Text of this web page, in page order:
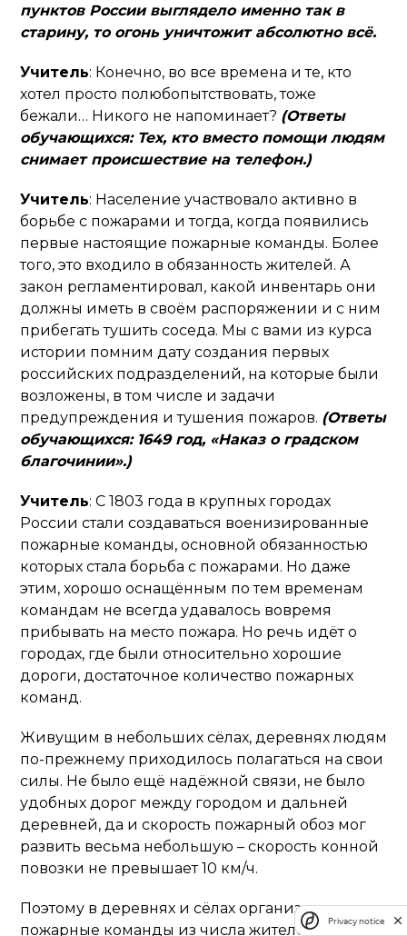
пунктов России выглядело именно так в
старину, то огонь уничтожит абсолютно всё.
Учитель: Конечно, во все времена и те, кто
хотел просто полюбопытствовать, тоже
бежали… Никого не напоминает? (Ответы
обучающихся: Тех, кто вместо помощи людям
снимает происшествие на телефон.)
Учитель: Население участвовало активно в
борьбе с пожарами и тогда, когда появились
первые настоящие пожарные команды. Более
того, это входило в обязанность жителей. А
закон регламентировал, какой инвентарь они
должны иметь в своём распоряжении и с ним
прибегать тушить соседа. Мы с вами из курса
истории помним дату создания первых
российских подразделений, на которые были
возложены, в том числе и задачи
предупреждения и тушения пожаров. (Ответы
обучающихся: 1649 год, «Наказ о градском
благочинии».)
Учитель: С 1803 года в крупных городах
России стали создаваться военизированные
пожарные команды, основной обязанностью
которых стала борьба с пожарами. Но даже
этим, хорошо оснащённым по тем временам
командам не всегда удавалось вовремя
прибывать на место пожара. Но речь идёт о
городах, где были относительно хорошие
дороги, достаточное количество пожарных
команд.
Живущим в небольших сёлах, деревнях людям
по-прежнему приходилось полагаться на свои
силы. Не было ещё надёжной связи, не было
удобных дорог между городом и дальней
деревней, да и скорость пожарный обоз мог
развить весьма небольшую – скорость конной
повозки не превышает 10 км/ч.
Поэтому в деревнях и сёлах организовывали
пожарные команды из числа жителей. Участие
Privacy notice